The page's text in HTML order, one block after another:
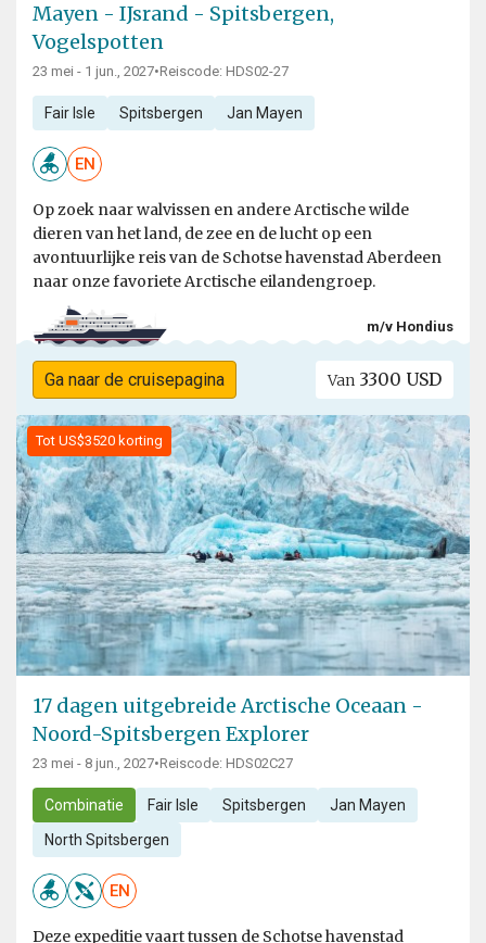
Mayen - IJsrand - Spitsbergen,
Vogelspotten
23 mei - 1 jun., 2027•Reiscode: HDS02-27
Fair Isle Spitsbergen Jan Mayen
EN
Op zoek naar walvissen en andere Arctische wilde
dieren van het land, de zee en de lucht op een
avontuurlijke reis van de Schotse havenstad Aberdeen
naar onze favoriete Arctische eilandengroep.
m/v Hondius
Ga naar de cruisepagina Van 3300 USD
Tot US$3520 korting
17 dagen uitgebreide Arctische Oceaan -
Noord-Spitsbergen Explorer
23 mei - 8 jun., 2027•Reiscode: HDS02C27
Combinatie Fair Isle Spitsbergen Jan Mayen
North Spitsbergen
EN
Deze expeditie vaart tussen de Schotse havenstad